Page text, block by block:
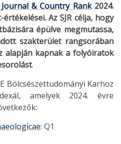
Journal & Country Rank2024.
Az SJR célja, hogy
épülve megmutassa,
szakterület rangsorában
alapján kapnak a folyóiratok
.
Bölcsészettudományi Karhoz
amelyek 2024. évre
: Q1